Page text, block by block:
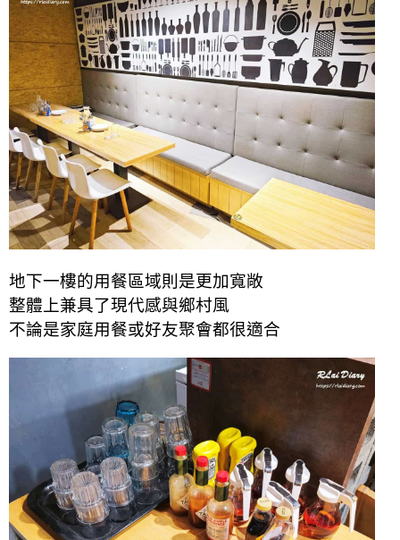
地下一樓的用餐區域則是更加寬敞
整體上兼具了現代感與鄉村風
不論是家庭用餐或好友聚會都很適合